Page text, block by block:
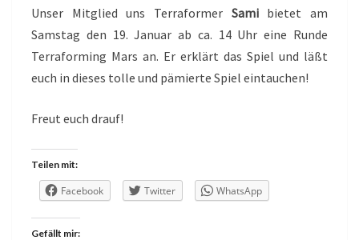
Unser Mitglied uns Terraformer Sami bietet am
Samstag den 19. Januar ab ca. 14 Uhr eine Runde
Terraforming Mars an. Er erklärt das Spiel und läßt
euch in dieses tolle und pämierte Spiel eintauchen!
Freut euch drauf!
Teilen mit:
Facebook Twitter WhatsApp
Gefällt mir: